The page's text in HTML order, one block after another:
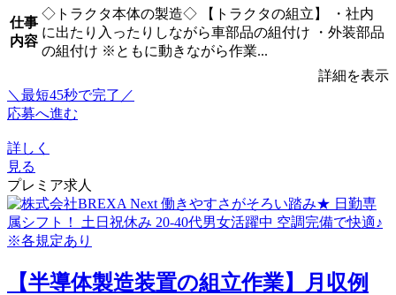
仕事
内容
◇トラクタ本体の製造◇ 【トラクタの組立】 ・社内
に出たり入ったりしながら車部品の組付け ・外装部品
の組付け ※ともに動きながら作業...
詳細を表示
＼最短45秒で完了／
応募へ進む
詳しく
見る
プレミア求人
【半導体製造装置の組立作業】月収例